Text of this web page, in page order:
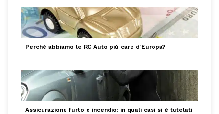
Perché abbiamo le RC Auto più care d’Europa?
Assicurazione furto e incendio: in quali casi si è tutelati